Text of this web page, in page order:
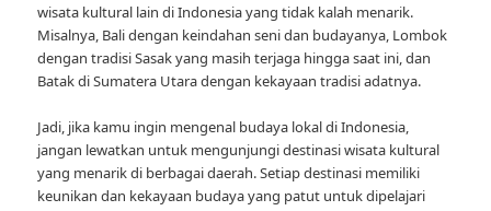
wisata kultural lain di Indonesia yang tidak kalah menarik.
Misalnya, Bali dengan keindahan seni dan budayanya, Lombok
dengan tradisi Sasak yang masih terjaga hingga saat ini, dan
Batak di Sumatera Utara dengan kekayaan tradisi adatnya.
Jadi, jika kamu ingin mengenal budaya lokal di Indonesia,
jangan lewatkan untuk mengunjungi destinasi wisata kultural
yang menarik di berbagai daerah. Setiap destinasi memiliki
keunikan dan kekayaan budaya yang patut untuk dipelajari